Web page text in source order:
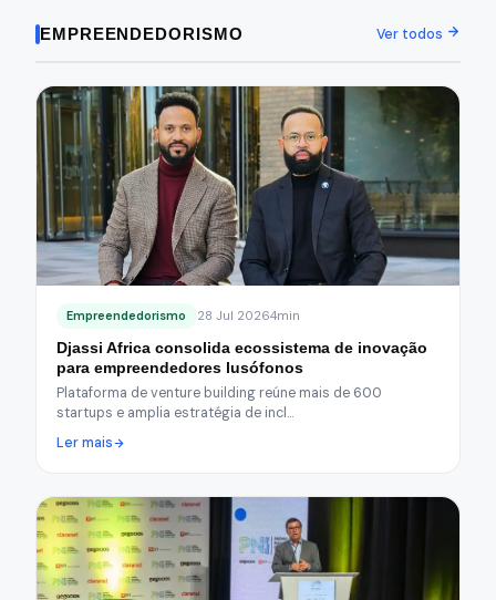
EMPREENDEDORISMO Ver todos
Empreendedorismo 28 Jul 20264min
Djassi Africa consolida ecossistema de inovação
para empreendedores lusófonos
Plataforma de venture building reúne mais de 600
startups e amplia estratégia de incl…
Ler mais